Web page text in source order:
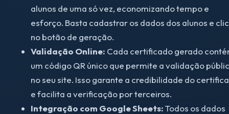
alunos de uma só vez, economizando tempo e
esforço. Basta cadastrar os dados dos alunos e
no botão de geração.
Validação Online: Cada certificado gerado
um código QR único que permite a validação
no seu site. Isso garante a credibilidade do
e facilita a verificação por terceiros.
Integração com Google Sheets:Todos os dados